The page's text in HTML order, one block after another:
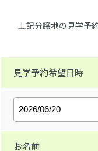
上記分譲地の見学予
見学予約希望日時
お名前